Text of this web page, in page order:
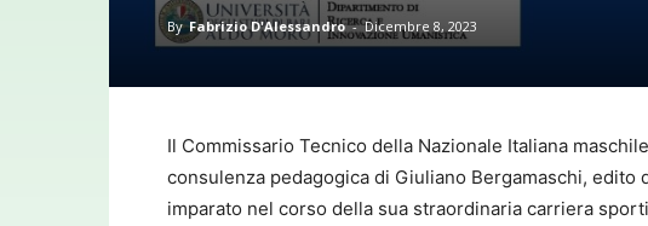
By Fabrizio D'Alessandro - Dicembre 8, 2023
Il Commissario Tecnico della Nazionale Italiana
consulenza pedagogica di Giuliano Bergamaschi,
imparato nel corso della sua straordinaria carriera